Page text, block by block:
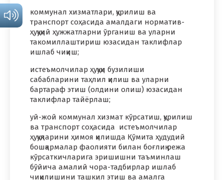
коммунал хизматлари, қурилиш ва
транспорт соҳасида амалдаги норматив-
ҳуқуқий ҳужжатларни ўрганиш ва уларни
такомиллаштириш юзасидан таклифлар
ишлаб чиқиш;
истеъмолчилар ҳуқуқи бузилиши
сабабларини таҳлил қилиш ва уларни
бартараф этиш (олдини олиш) юзасидан
таклифлар тайёрлаш;
уй-жой коммунал хизмат кўрсатиш, қурилиш
ва транспорт соҳасида истеъмолчилар
ҳуқуқларини ҳимоя қилишда Қўмита ҳудудий
бошқармалар фаолияти билан боғлиқ режа
кўрсаткичларига эришишни таъминлаш
бўйича амалий чора-тадбирлар ишлаб
чиқилишини ташкил этиш ва амалга